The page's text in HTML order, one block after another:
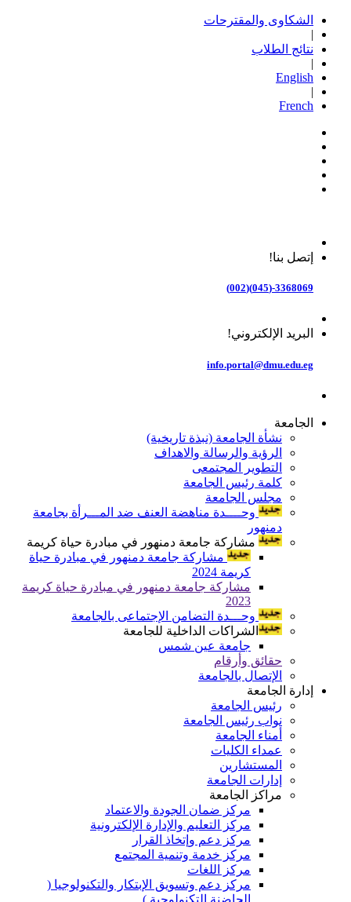
الشكاوى والمقترحات
|
نتائج الطلاب
|
English
|
French
إتصل بنا!
3368069-(045)(002)
البريد الإلكتروني!
info.portal@dmu.edu.eg
الجامعة
نشأة الجامعة (نبذة تاريخية)
الرؤية والرسالة والاهداف
التطوير المجتمعى
كلمة رئيس الجامعة
مجلس الجامعة
وحــــدة مناهضة العنف ضد المـــرأة بجامعة
دمنهور
مشاركة جامعة دمنهور في مبادرة حياة كريمة
مشاركة جامعة دمنهور في مبادرة حياة
كريمة 2024
مشاركة جامعة دمنهور في مبادرة حياة كريمة
2023
وحـــدة التضامن الإجتماعى بالجامعة
الشراكات الداخلية للجامعة
جامعة عين شمس
حقائق وأرقام
الإتصال بالجامعة
إدارة الجامعة
رئيس الجامعة
نواب رئيس الجامعة
أمناء الجامعة
عمداء الكليات
المستشارين
إدارات الجامعة
مراكز الجامعة
مركز ضمان الجودة والاعتماد
مركز التعليم والإدارة الإلكترونية
مركز دعم وإتخاذ القرار
مركز خدمة وتنمية المجتمع
مركز اللغات
مركز دعم وتسويق الإبتكار والتكنولوجيا (
الحاضنة التكنولوجية )